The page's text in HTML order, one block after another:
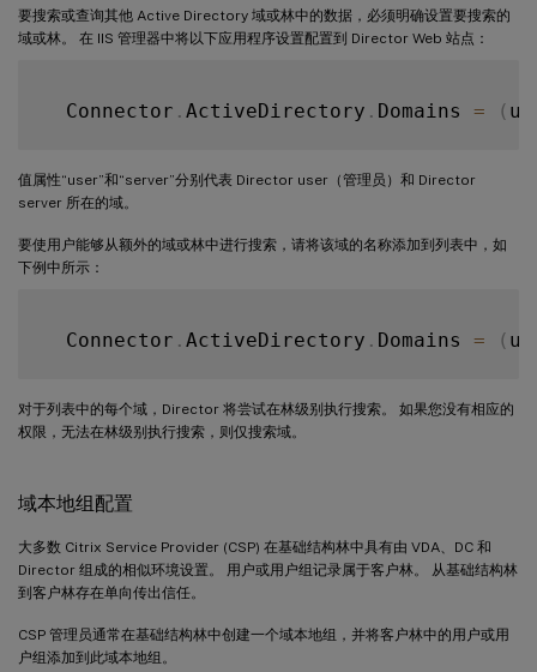
要搜索或查询其他 Active Directory 域或林中的数据，必须明确设置要搜索的
域或林。 在 IIS 管理器中将以下应用程序设置配置到 Director Web 站点：
  Connector
. ActiveDirectory . Domains = (
值属性“user”和“server”分别代表 Director user（管理员）和 Director
server 所在的域。
要使用户能够从额外的域或林中进行搜索，请将该域的名称添加到列表中，如
下例中所示：
  Connector
. ActiveDirectory . Domains = (
对于列表中的每个域，Director 将尝试在林级别执行搜索。 如果您没有相应的
权限，无法在林级别执行搜索，则仅搜索域。
域本地组配置
大多数 Citrix Service Provider (CSP) 在基础结构林中具有由 VDA、DC 和
Director 组成的相似环境设置。 用户或用户组记录属于客户林。 从基础结构林
到客户林存在单向传出信任。
CSP 管理员通常在基础结构林中创建一个域本地组，并将客户林中的用户或用
户组添加到此域本地组。